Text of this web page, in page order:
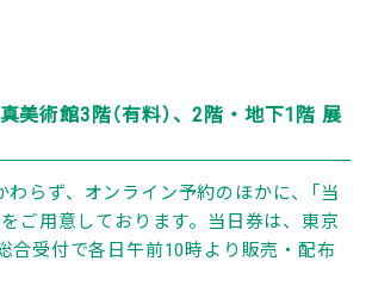
美術館3階（有料）、2階・地下1階 展
らず、オンライン予約のほかに、「当
をご用意しております。当日券は、東京
合受付で各日午前10時より販売・配布